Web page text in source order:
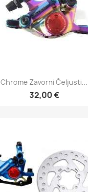
Chrome Zavorni Čeljusti...
32,00 €